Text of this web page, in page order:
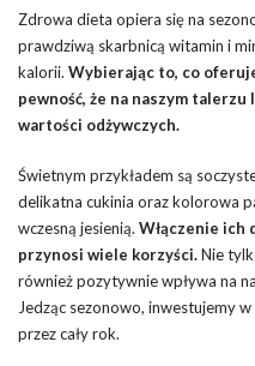
Zdrowa dieta opiera się na
prawdziwą skarbnicą witamin i
kalorii. Wybierając to, co
pewność, że na naszym
wartości odżywczych.
Świetnym przykładem są
delikatna cukinia oraz kolorowa
wczesną jesienią. Włączenie ich
przynosi wiele korzyści.Nie
również pozytywnie wpływa na
Jedząc sezonowo, inwestujemy
przez cały rok.